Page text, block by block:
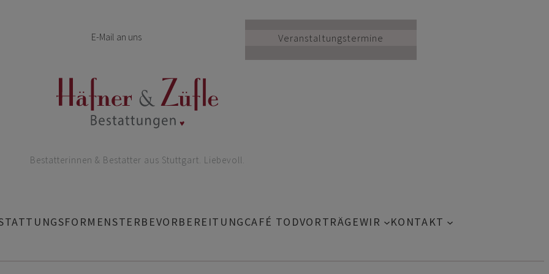
E-Mail an uns Veranstaltungstermine
Bestatterinnen & Bestatter aus Stuttgart. Liebevoll.
STERBEVORBEREITUNGCAFÉ TODVORTRÄGEWIR KONTAKT